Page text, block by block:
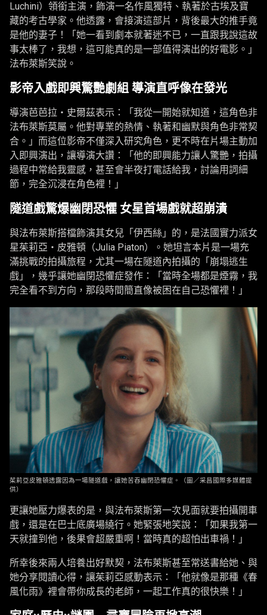
Luchini）領銜主演，飾演一名作風獨特、執著於古埃及寶
藏的考古學家。他透露，會接演這部片，背後最大的推手竟
是他的妻子！「她一看到劇本就著迷不已，一直跟我說這故
事太棒了，我想，這可能真的是一部值得演出的好電影。」
法布萊斯笑說。
影帝入戲即興驚艷劇組 導演直呼像在發光
導演芭芭拉・史爾茲表示：「我從一開始就知道，這角色非
法布萊斯莫屬。他對專業的熱情、執著和幽默與角色非常契
合。」而這位影帝不僅深入研究角色，更不時在片場主動加
入即興演出，讓導演大讚：「他的即興能力讓人驚艷，拍攝
過程中常給我靈感，甚至會半夜打電話給我，討論用詞細
節，完全沉浸在角色裡！」
隧道戲驚爆幽閉恐懼 女星首場戲就超崩潰
與法布萊斯搭檔飾演其女兒「伊西絲」的，是法國實力派女
星茱莉亞・皮雅頓（Julia Piaton）。她坦言本片是一場充
滿挑戰的拍攝旅程，尤其一場在隧道內拍攝的「崩塌逃生
戲」，幾乎讓她幽閉恐懼症發作：「當時全場都是煙霧，我
完全看不到方向，那段時間簡直像被困在自己恐懼裡！」
茱莉亞皮雅頓透露因為一場隧道戲，讓她苦吞幽閉恐懼症。（圖／采昌國際多媒體提
供）
更讓她壓力爆表的是，與法布萊斯第一次見面就要拍攝開車
戲，還是在巴士底廣場繞行。她緊張地笑說：「如果我第一
天就撞到他，後果會超嚴重啊！當時真的超怕出車禍！」
所幸後來兩人培養出好默契，法布萊斯甚至常送書給她、與
她分享閱讀心得，讓茱莉亞感動表示：「他就像是那種《春
風化雨》裡會帶你成長的老師，一起工作真的很快樂！」